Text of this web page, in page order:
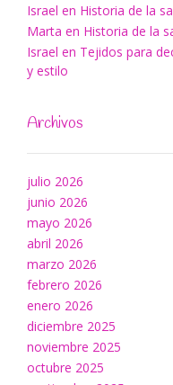
Israel en Historia de la
Marta en Historia de la
Israel en Tejidos para
y estilo
Archivos
julio 2026
junio 2026
mayo 2026
abril 2026
marzo 2026
febrero 2026
enero 2026
diciembre 2025
noviembre 2025
octubre 2025